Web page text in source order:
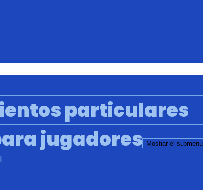
particulares
jugadores
Mostrar el submenú